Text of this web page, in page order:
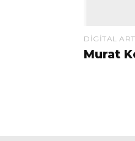
DIGITAL ART
Murat